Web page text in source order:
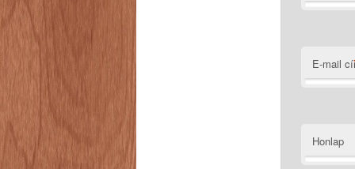
E-mail
Honlap